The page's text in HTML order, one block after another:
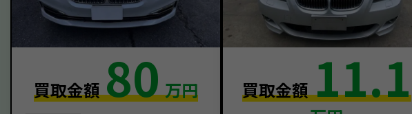
買取金額80 万円 買取金額11.1